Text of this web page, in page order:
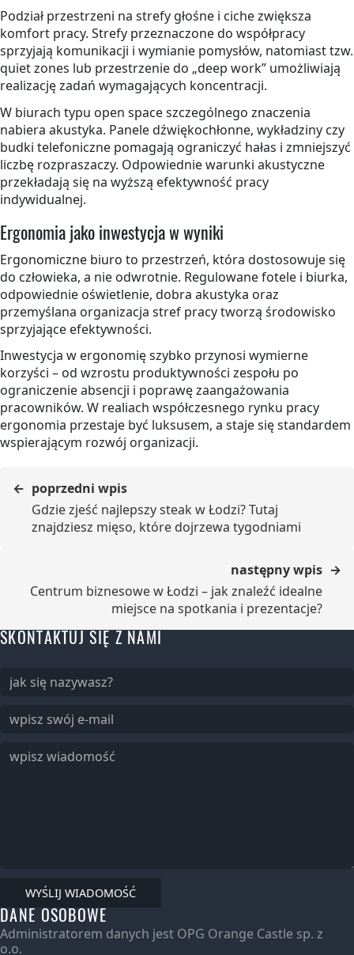
Podział przestrzeni na strefy głośne i ciche zwiększa
komfort pracy. Strefy przeznaczone do współpracy
sprzyjają komunikacji i wymianie pomysłów, natomiast tzw.
quiet zones lub przestrzenie do „deep work” umożliwiają
realizację zadań wymagających koncentracji.
W biurach typu open space szczególnego znaczenia
nabiera akustyka. Panele dźwiękochłonne, wykładziny czy
budki telefoniczne pomagają ograniczyć hałas i zmniejszyć
liczbę rozpraszaczy. Odpowiednie warunki akustyczne
przekładają się na wyższą efektywność pracy
indywidualnej.
Ergonomia jako inwestycja w wyniki
Ergonomiczne biuro to przestrzeń, która dostosowuje się
do człowieka, a nie odwrotnie. Regulowane fotele i biurka,
odpowiednie oświetlenie, dobra akustyka oraz
przemyślana organizacja stref pracy tworzą środowisko
sprzyjające efektywności.
Inwestycja w ergonomię szybko przynosi wymierne
korzyści – od wzrostu produktywności zespołu po
ograniczenie absencji i poprawę zaangażowania
pracowników. W realiach współczesnego rynku pracy
ergonomia przestaje być luksusem, a staje się standardem
wspierającym rozwój organizacji.
poprzedni wpis
Gdzie zjeść najlepszy steak w Łodzi? Tutaj
znajdziesz mięso, które dojrzewa tygodniami
następny wpis
Centrum biznesowe w Łodzi – jak znaleźć idealne
miejsce na spotkania i prezentacje?
SKONTAKTUJ SIĘ Z NAMI
DANE OSOBOWE
Administratorem danych jest OPG Orange Castle sp. z
o.o.